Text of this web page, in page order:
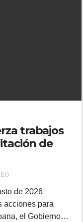
trabajos
de
de 2026
acciones para
el Gobierno…